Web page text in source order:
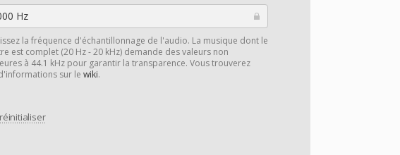
Hz
la fréquence d'échantillonnage de l'audio. La musique dont le
est complet (20 Hz - 20 kHz) demande des valeurs non
à 44.1 kHz pour garantir la transparence. Vous trouverez
sur le wiki.